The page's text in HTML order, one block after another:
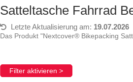
Satteltasche Fahrrad
Letzte Aktualisierung am: 19.07.2026
Das Produkt "Nextcover® Bikepacking
Filter aktivieren >